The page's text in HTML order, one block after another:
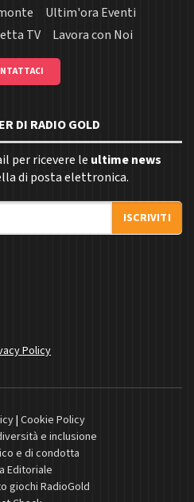
Ultim'ora Eventi
TV Lavora con Noi
DI RADIO GOLD
per ricevere le ultime news
di posta elettronica.
ISCRIVITI
Policy
| Cookie Policy
e inclusione
e di condotta
Editoriale
giochi RadioGold